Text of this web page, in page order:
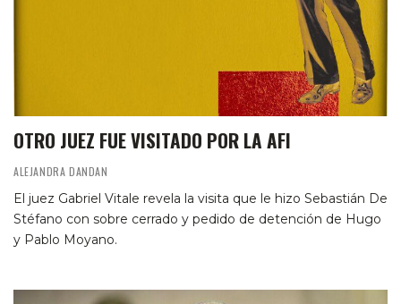
OTRO JUEZ FUE VISITADO POR LA AFI
ALEJANDRA DANDAN
El juez Gabriel Vitale revela la visita que le hizo Sebastián De
Stéfano con sobre cerrado y pedido de detención de Hugo
y Pablo Moyano.